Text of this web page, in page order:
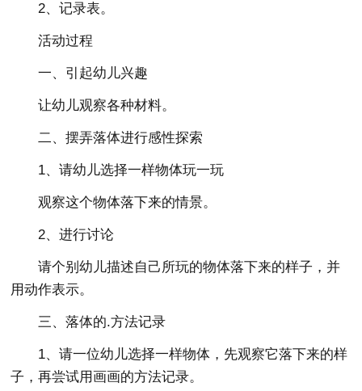
2、记录表。
活动过程
一、引起幼儿兴趣
让幼儿观察各种材料。
二、摆弄落体进行感性探索
1、请幼儿选择一样物体玩一玩
观察这个物体落下来的情景。
2、进行讨论
请个别幼儿描述自己所玩的物体落下来的样子，并
用动作表示。
三、落体的.方法记录
1、请一位幼儿选择一样物体，先观察它落下来的样
子，再尝试用画画的方法记录。